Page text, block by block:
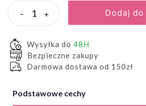
- + Dodaj
Wysyłka do 48H
Bezpieczne zakupy
Darmowa dostawa od 150zł
Podstawowe cechy